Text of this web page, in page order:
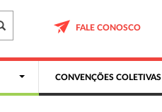
FALE CONOSCO
CONVENÇÕES COLETIVAS